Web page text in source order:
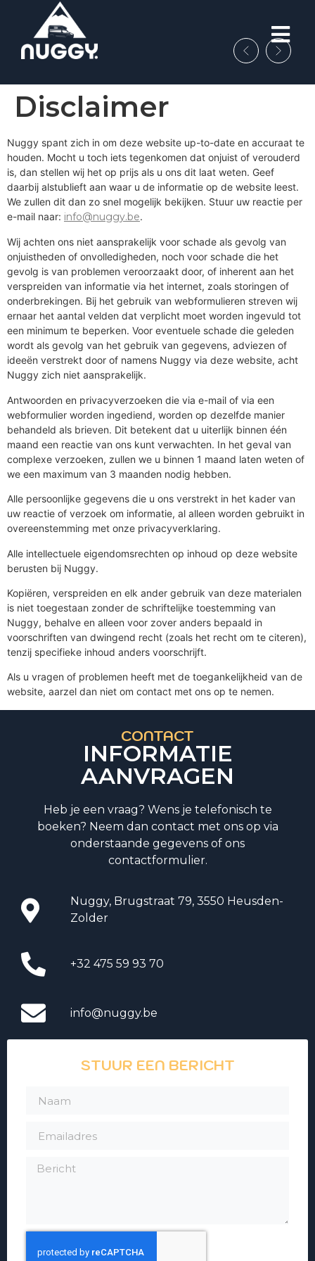
Disclaimer
Nuggy spant zich in om deze website up-to-date en accuraat te
houden. Mocht u toch iets tegenkomen dat onjuist of verouderd
is, dan stellen wij het op prijs als u ons dit laat weten. Geef
daarbij alstublieft aan waar u de informatie op de website leest.
We zullen dit dan zo snel mogelijk bekijken. Stuur uw reactie per
e-mail naar: info@nuggy.be.
Wij achten ons niet aansprakelijk voor schade als gevolg van
onjuistheden of onvolledigheden, noch voor schade die het
gevolg is van problemen veroorzaakt door, of inherent aan het
verspreiden van informatie via het internet, zoals storingen of
onderbrekingen. Bij het gebruik van webformulieren streven wij
ernaar het aantal velden dat verplicht moet worden ingevuld tot
een minimum te beperken. Voor eventuele schade die geleden
wordt als gevolg van het gebruik van gegevens, adviezen of
ideeën verstrekt door of namens Nuggy via deze website, acht
Nuggy zich niet aansprakelijk.
Antwoorden en privacyverzoeken die via e-mail of via een
webformulier worden ingediend, worden op dezelfde manier
behandeld als brieven. Dit betekent dat u uiterlijk binnen één
maand een reactie van ons kunt verwachten. In het geval van
complexe verzoeken, zullen we u binnen 1 maand laten weten of
we een maximum van 3 maanden nodig hebben.
Alle persoonlijke gegevens die u ons verstrekt in het kader van
uw reactie of verzoek om informatie, al alleen worden gebruikt in
overeenstemming met onze privacyverklaring.
Alle intellectuele eigendomsrechten op inhoud op deze website
berusten bij Nuggy.
Kopiëren, verspreiden en elk ander gebruik van deze materialen
is niet toegestaan zonder de schriftelijke toestemming van
Nuggy, behalve en alleen voor zover anders bepaald in
voorschriften van dwingend recht (zoals het recht om te citeren),
tenzij specifieke inhoud anders voorschrijft.
Als u vragen of problemen heeft met de toegankelijkheid van de
website, aarzel dan niet om contact met ons op te nemen.
CONTACT
INFORMATIE
AANVRAGEN
Heb je een vraag? Wens je telefonisch te
boeken? Neem dan contact met ons op via
onderstaande gegevens of ons
contactformulier.
Nuggy, Brugstraat 79, 3550 Heusden-
Zolder
+32 475 59 93 70
info@nuggy.be
STUUR EEN BERICHT